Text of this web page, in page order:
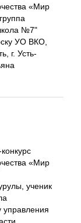
«Мир
№7"
УО ВКО,
г. Усть-
«Мир
ученик
управления